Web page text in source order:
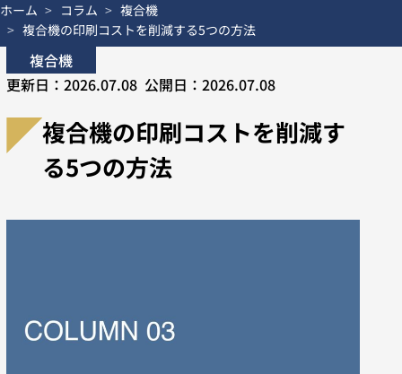
ホーム コラム
複合機
複合機の印刷コストを削減する5つの方法
複合機
更新日：2026.07.08 公開日：2026.07.08
複合機の印刷コストを削減す
る5つの方法